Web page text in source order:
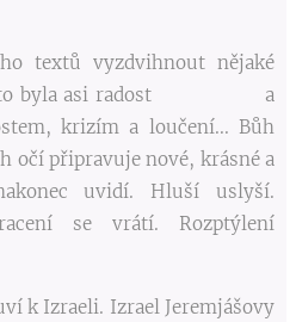
textů vyzdvihnout nějaké
by to byla asi radost a
krizím a loučení... Bůh
očí připravuje nové, krásné a
uvidí. Hluší uslyší.
se vrátí. Rozptýlení
k Izraeli. Izrael Jeremjášovy